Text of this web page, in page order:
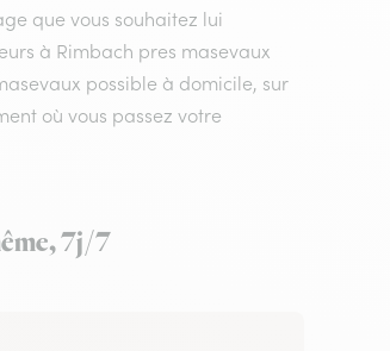
que vous souhaitez lui
à Rimbach pres masevaux
possible à domicile, sur
où vous passez votre
7j/7